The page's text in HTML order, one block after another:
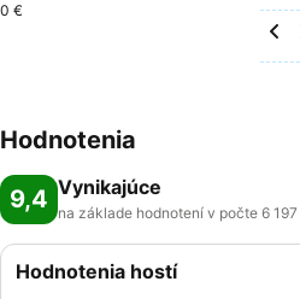
0 €
Hodnotenia
9,4 Vynikajúce
na základe hodnotení v počte 6
Hodnotenia hostí